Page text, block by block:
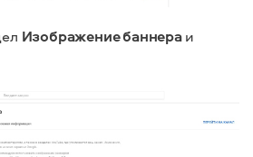
Изображение баннераи